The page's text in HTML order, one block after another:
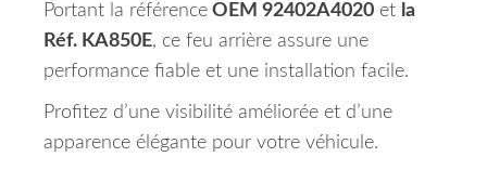
Portant la référence OEM 92402A4020 et la
Réf. KA850E, ce feu arrière assure une
performance fiable et une installation facile.
Profitez d’une visibilité améliorée et d’une
apparence élégante pour votre véhicule.